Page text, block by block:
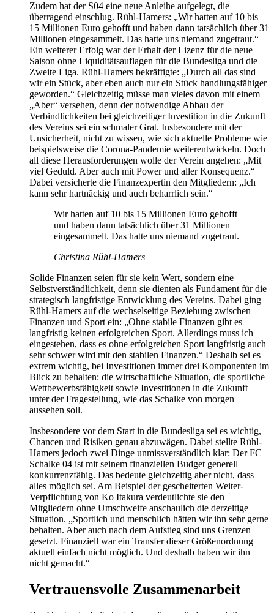
Zudem hat der S04 eine neue Anleihe aufgelegt, die
überragend einschlug. Rühl-Hamers: „Wir hatten auf 10 bis
15 Millionen Euro gehofft und haben dann tatsächlich über 31
Millionen eingesammelt. Das hatte uns niemand zugetraut.“
Ein weiterer Erfolg war der Erhalt der Lizenz für die neue
Saison ohne Liquiditätsauflagen für die Bundesliga und die
Zweite Liga. Rühl-Hamers bekräftigte: „Durch all das sind
wir ein Stück, aber eben auch nur ein Stück handlungsfähiger
geworden.“ Gleichzeitig müsse man vieles davon mit einem
„Aber“ versehen, denn der notwendige Abbau der
Verbindlichkeiten bei gleichzeitiger Investition in die Zukunft
des Vereins sei ein schmaler Grat. Insbesondere mit der
Unsicherheit, nicht zu wissen, wie sich aktuelle Probleme wie
beispielsweise die Corona-Pandemie weiterentwickeln. Doch
all diese Herausforderungen wolle der Verein angehen: „Mit
viel Geduld. Aber auch mit Power und aller Konsequenz.“
Dabei versicherte die Finanzexpertin den Mitgliedern: „Ich
kann sehr hartnäckig und auch beharrlich sein.“
Wir hatten auf 10 bis 15 Millionen Euro gehofft
und haben dann tatsächlich über 31 Millionen
eingesammelt. Das hatte uns niemand zugetraut.
Christina Rühl-Hamers
Solide Finanzen seien für sie kein Wert, sondern eine
Selbstverständlichkeit, denn sie dienten als Fundament für die
strategisch langfristige Entwicklung des Vereins. Dabei ging
Rühl-Hamers auf die wechselseitige Beziehung zwischen
Finanzen und Sport ein: „Ohne stabile Finanzen gibt es
langfristig keinen erfolgreichen Sport. Allerdings muss ich
eingestehen, dass es ohne erfolgreichen Sport langfristig auch
sehr schwer wird mit den stabilen Finanzen.“ Deshalb sei es
extrem wichtig, bei Investitionen immer drei Komponenten im
Blick zu behalten: die wirtschaftliche Situation, die sportliche
Wettbewerbsfähigkeit sowie Investitionen in die Zukunft
unter der Fragestellung, wie das Schalke von morgen
aussehen soll.
Insbesondere vor dem Start in die Bundesliga sei es wichtig,
Chancen und Risiken genau abzuwägen. Dabei stellte Rühl-
Hamers jedoch zwei Dinge unmissverständlich klar: Der FC
Schalke 04 ist mit seinem finanziellen Budget generell
konkurrenzfähig. Das bedeute gleichzeitig aber nicht, dass
alles möglich sei. Am Beispiel der gescheiterten Weiter-
Verpflichtung von Ko Itakura verdeutlichte sie den
Mitgliedern ohne Umschweife anschaulich die derzeitige
Situation. „Sportlich und menschlich hätten wir ihn sehr gerne
behalten. Aber auch nach dem Aufstieg sind uns Grenzen
gesetzt. Finanziell war ein Transfer dieser Größenordnung
aktuell einfach nicht möglich. Und deshalb haben wir ihn
nicht gemacht.“
Vertrauensvolle Zusammenarbeit